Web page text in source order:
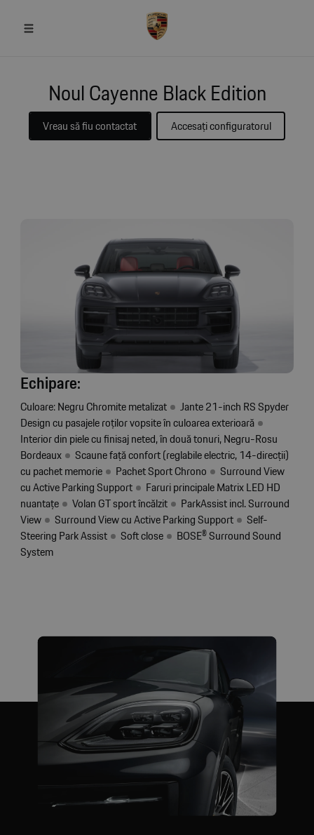
Noul Cayenne Black Edition
Vreau să fiu contactat Accesați configuratorul
Echipare:
Culoare: Negru Chromite metalizat
Jante 21-inch RS Spyder
Design cu pasajele roților vopsite în culoarea exterioară
Interior din piele cu finisaj neted, în două tonuri, Negru-Rosu
Bordeaux
Scaune față confort (reglabile electric, 14-direcții)
cu pachet memorie
Pachet Sport Chrono
Surround View
cu Active Parking Support
Faruri principale Matrix LED HD
nuantațe
Volan GT sport încălzit
ParkAssist incl. Surround
View
Surround View cu Active Parking Support
Self-
Steering Park Assist
Soft close
BOSE®️ Surround Sound
System